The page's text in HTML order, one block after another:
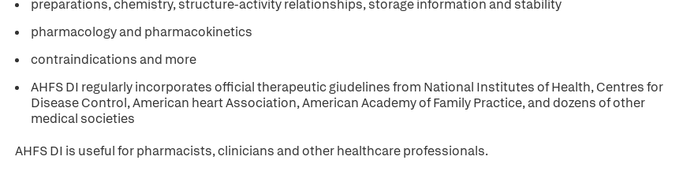
preparations, chemistry, structure-activity relationships, storage information and stability
pharmacology and pharmacokinetics
contraindications and more
AHFS DI regularly incorporates official therapeutic giudelines from National Institutes of Health, Centres for
Disease Control, American heart Association, American Academy of Family Practice, and dozens of other
medical societies
AHFS DI is useful for pharmacists, clinicians and other healthcare professionals.